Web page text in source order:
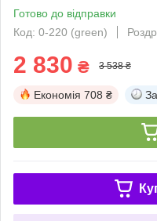
Готово до відправки
Код: 0-220 (green)
2 830 ₴ 3 538 ₴
Економія 708 ₴